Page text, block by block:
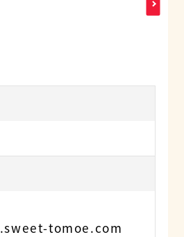
tomoe.com